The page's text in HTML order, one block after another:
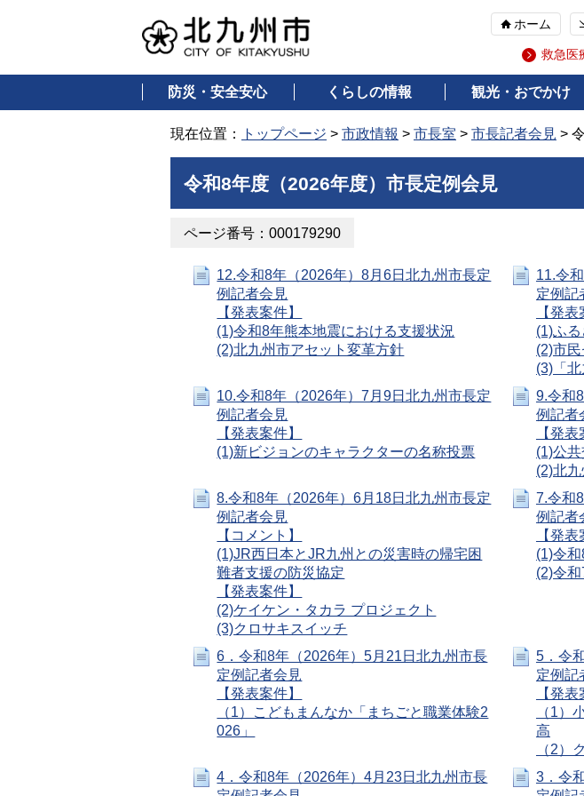
ホーム
救急医
防災・安全安心 くらしの情報 観光・おでかけ
現在位置： トップページ > 市政情報 > 市長室 > 市長記者会見 >
令和8年度（2026年度）市長定例会見
ページ番号：000179290
12.令和8年（2026年）8月6日北九州市長定
例記者会見
【発表案件】
(1)令和8年熊本地震における支援状況
(2)北九州市アセット変革方針
11.令
定例記
【発表
(1)ふ
(2)市
(3)「
10.令和8年（2026年）7月9日北九州市長定
例記者会見
【発表案件】
(1)新ビジョンのキャラクターの名称投票
9.令和
例記者
【発表
(1)公
(2)北
8.令和8年（2026年）6月18日北九州市長定
例記者会見
【コメント】
(1)JR西日本とJR九州との災害時の帰宅困
難者支援の防災協定
【発表案件】
(2)ケイケン・タカラ プロジェクト
(3)クロサキスイッチ
7.令和
例記者
【発表
(1)令
(2)令
6．令和8年（2026年）5月21日北九州市長
定例記者会見
【発表案件】
（1）こどもまんなか「まちごと職業体験2
026」
5．令
定例記
【発表
（1）
高
（2）
4．令和8年（2026年）4月23日北九州市長
3．令